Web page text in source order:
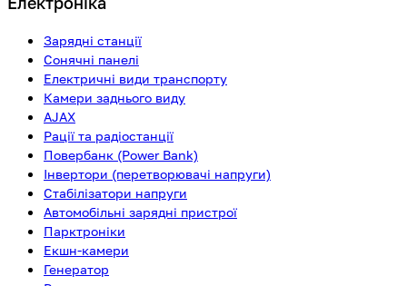
Зарядні станції
Сонячні панелі
Електричні види транспорту
Камери заднього виду
AJAX
Рації та радіостанції
Повербанк (Power Bank)
Інвертори (перетворювачі напруги)
Стабілізатори напруги
Автомобільні зарядні пристрої
Парктроніки
Екшн-камери
Генератор